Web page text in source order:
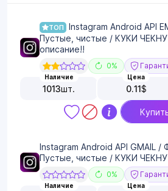
ТОП
Instagram Android API
Пустые, чистые / КУКИ
описание!!
0%
Наличие
1013шт.
Цена
0.11$
Instagram Android API GMAIL /
Пустые, чистые / КУКИ
0%
Наличие Цена